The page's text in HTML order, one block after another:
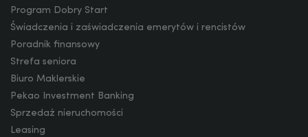
Program Dobry Start
Świadczenia i zaświadczenia emerytów i rencistów
Poradnik finansowy
Strefa seniora
Biuro Maklerskie
Pekao Investment Banking
Sprzedaż nieruchomości
Leasing